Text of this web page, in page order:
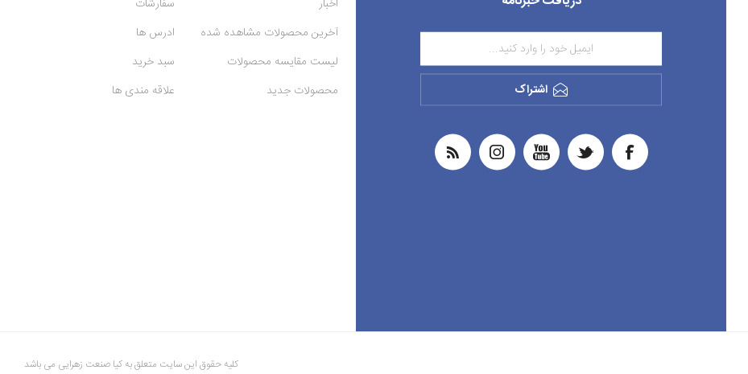
اشتراک
آخرین محصولات مشاهده شده
لیست مقایسه محصولات
محصولات جدید
ادرس ها
سبد خرید
علاقه مندی ها
کلیه حقوق این سایت متعلق به کیا صنعت زهرایی می باشد